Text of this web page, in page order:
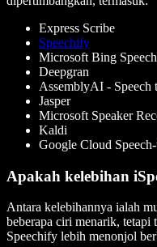
Express Scribe
Speechify
Microsoft Bing
Deepgran
AssemblyAI - Speech
Jasper
Microsoft Speaker
Kaldi
Google Cloud
Apakah kelebihan
Antara kelebihannya ialah
beberapa ciri menarik, tetapi
Speechify lebih menonjol